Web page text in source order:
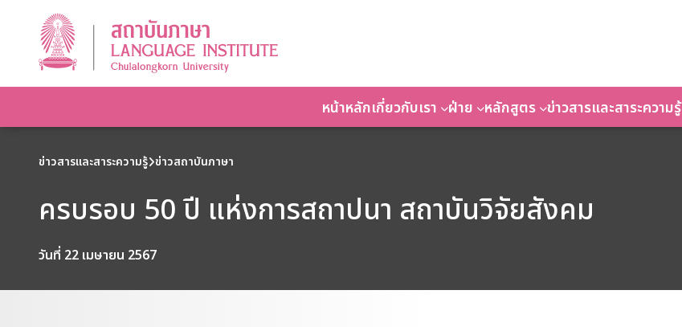
หน้าหลักเกี่ยวกับเรา ฝ่าย หลักสูตร ข่าวสารและสาระความรู้
ข่าวสารและสาระความรู้ ข่าวสถาบันภาษา
ครบรอบ 50 ปี แห่งการสถาปนา สถาบันวิจัยสังคม
วันที่ 22 เมษายน 2567